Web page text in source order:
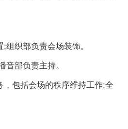
织部负责会场装饰。
部负责主持。
包括会场的秩序维持工作;全